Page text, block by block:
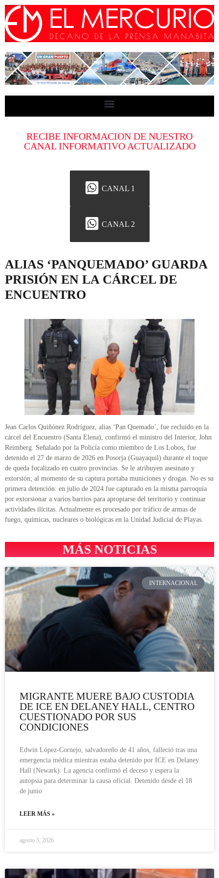
RECIBE INFORMACION DE NUESTRO
CANAL INFORMATIVO ACTUALIZADO
CANAL 1
CANAL 2
ALIAS ‘PANQUEMADO’ GUARDA
PRISIÓN EN LA CÁRCEL DE
ENCUENTRO
Jean Carlos Quiñónez Rodríguez, alias ‘Pan Quemado’, fue recluido en la
cárcel del Encuentro (Santa Elena), confirmó el ministro del Interior, John
Reimberg. Señalado por la Policía como miembro de Los Lobos, fue
detenido el 27 de marzo de 2026 en Posorja (Guayaquil) durante el toque
de queda focalizado en cuatro provincias. Se le atribuyen asesinato y
extorsión; al momento de su captura portaba municiones y drogas. No es su
primera detención: en julio de 2024 fue capturado en la misma parroquia
por extorsionar a varios barrios para apropiarse del territorio y continuar
actividades ilícitas. Actualmente es procesado por tráfico de armas de
fuego, químicas, nucleares o biológicas en la Unidad Judicial de Playas.
MÁS NOTICIAS
INTERNACIONAL
MIGRANTE MUERE BAJO CUSTODIA
DE ICE EN DELANEY HALL, CENTRO
CUESTIONADO POR SUS
CONDICIONES
Edwin López-Cornejo, salvadoreño de 41 años, falleció tras una
emergencia médica mientras estaba detenido por ICE en Delaney
Hall (Newark). La agencia confirmó el deceso y espera la
autopsia para determinar la causa oficial. Detenido desde el 18
de junio
LEER MÁS »
agosto 5, 2026